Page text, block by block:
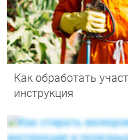
Как обработать
инструкция